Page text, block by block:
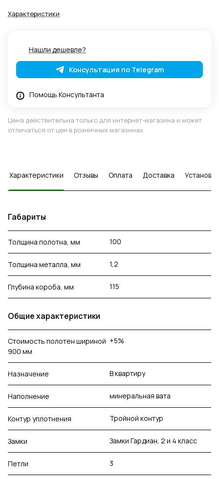
Характеристики
Нашли дешевле?
Консультация по Telegram
Помощь Консультанта
Цена действительна только для интернет-магазина и может
отличаться от цен в розничных магазинах
Характеристики Отзывы Оплата Доставка Установка
Габариты
Толщина полотна, мм 100
Толщина металла, мм 1,2
Глубина короба, мм 115
Общие характеристики
Стоимость полотен шириной
900 мм
+5%
Назначение В квартиру
Наполнение минеральная вата
Контур уплотнения Тройной контур
Замки Замки Гардиан, 2 и 4 класс
Петли 3